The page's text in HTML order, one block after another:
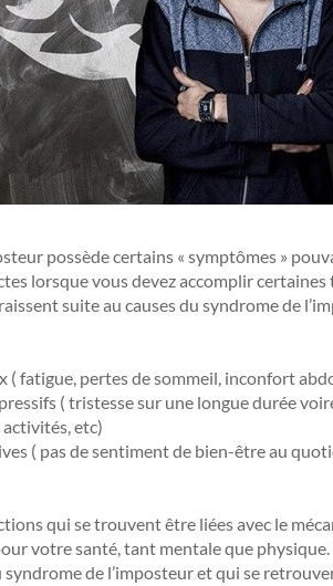
possède certains « symptômes »
lorsque vous devez accomplir
suite au causes du syndrome de
( fatigue, pertes de sommeil, inconfort
( tristesse sur une longue durée
etc)
( pas de sentiment de bien-être au
qui se trouvent être liées avec le
votre santé, tant mentale que
syndrome de l’imposteur et qui se